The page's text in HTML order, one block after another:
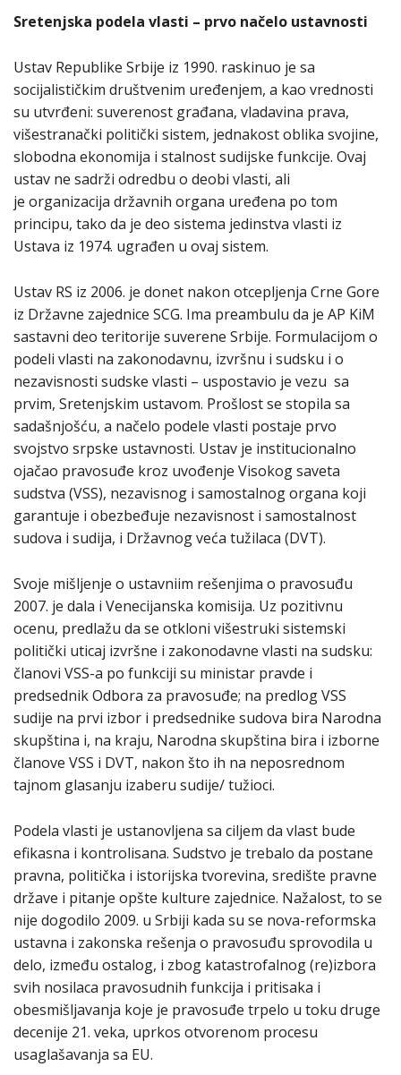
Sretenjska podela vlasti – prvo načelo ustavnosti
Ustav Republike Srbije iz 1990. raskinuo je sa
socijalističkim društvenim uređenjem, a kao vrednosti
su utvrđeni: suverenost građana, vladavina prava,
višestranački politički sistem, jednakost oblika svojine,
slobodna ekonomija i stalnost sudijske funkcije. Ovaj
ustav ne sadrži odredbu o deobi vlasti, ali
je organizacija državnih organa uređena po tom
principu, tako da je deo sistema jedinstva vlasti iz
Ustava iz 1974. ugrađen u ovaj sistem.
Ustav RS iz 2006. je donet nakon otcepljenja Crne Gore
iz Državne zajednice SCG. Ima preambulu da je AP KiM
sastavni deo teritorije suverene Srbije. Formulacijom o
podeli vlasti na zakonodavnu, izvršnu i sudsku i o
nezavisnosti sudske vlasti – uspostavio je vezu sa
prvim, Sretenjskim ustavom. Prošlost se stopila sa
sadašnjošću, a načelo podele vlasti postaje prvo
svojstvo srpske ustavnosti. Ustav je institucionalno
ojačao pravosuđe kroz uvođenje Visokog saveta
sudstva (VSS), nezavisnog i samostalnog organa koji
garantuje i obezbeđuje nezavisnost i samostalnost
sudova i sudija, i Državnog veća tužilaca (DVT).
Svoje mišljenje o ustavniim rešenjima o pravosuđu
2007. je dala i Venecijanska komisija. Uz pozitivnu
ocenu, predlažu da se otkloni višestruki sistemski
politički uticaj izvršne i zakonodavne vlasti na sudsku:
članovi VSS-a po funkciji su ministar pravde i
predsednik Odbora za pravosuđe; na predlog VSS
sudije na prvi izbor i predsednike sudova bira Narodna
skupština i, na kraju, Narodna skupština bira i izborne
članove VSS i DVT, nakon što ih na neposrednom
tajnom glasanju izaberu sudije/ tužioci.
Podela vlasti je ustanovljena sa ciljem da vlast bude
efikasna i kontrolisana. Sudstvo је trebalo da postane
pravna, politička i istorijska tvorevina, središte pravne
države i pitanje opšte kulture zajednice. Nažalost, to se
nije dogodilo 2009. u Srbiji kada su se nova-reformska
ustavna i zakonska rešenja o pravosuđu sprovodila u
delo, između ostalog, i zbog katastrofalnog (re)izbora
svih nosilaca pravosudnih funkcija i pritisaka i
obesmišljavanja koje je pravosuđe trpelo u toku druge
decenije 21. veka, uprkos otvorenom procesu
usaglašavanja sa EU.